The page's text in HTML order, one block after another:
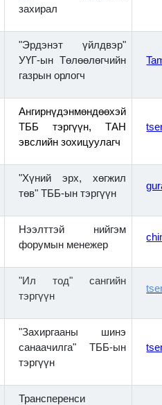
захирал
"Эрдэнэт үйлдвэр"
УҮГ-ын Төлөөлөгчийн
газрын орлогч
Ангирнүдэнмөндөөхэй
ТББ тэргүүн, ТАН
эвслийн зохицуулагч
"Хүний эрх, хөгжил
төв" ТББ-ын тэргүүн
Нээлттэй нийгэм
форумын менежер
"Ил тод" сангийн
тэргүүн
"Захиргааны шинэ
санаачилга" ТББ-ын
тэргүүн
Трансперенси